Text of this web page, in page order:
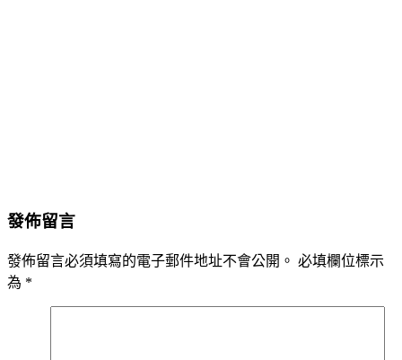
發佈留言
發佈留言必須填寫的電子郵件地址不會公開。 必填欄位標示
為 *